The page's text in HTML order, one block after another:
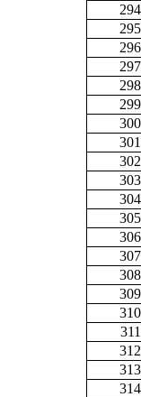
294
295
296
297
298
299
300
301
302
303
304
305
306
307
308
309
310
311
312
313
314